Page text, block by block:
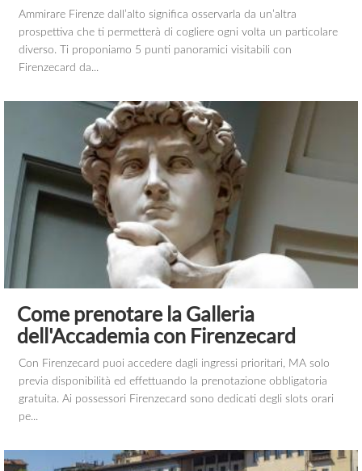
Ammirare Firenze dall’alto significa osservarla da un’altra
prospettiva che ti permetterà di cogliere ogni volta un particolare
diverso. Ti proponiamo 5 punti panoramici visitabili con
Firenzecard da...
Come prenotare la Galleria
dell'Accademia con Firenzecard
Con Firenzecard puoi accedere dagli ingressi prioritari, MA solo
previa disponibilità ed effettuando la prenotazione obbligatoria
gratuita. Ai possessori Firenzecard sono dedicati degli slots orari
pe...